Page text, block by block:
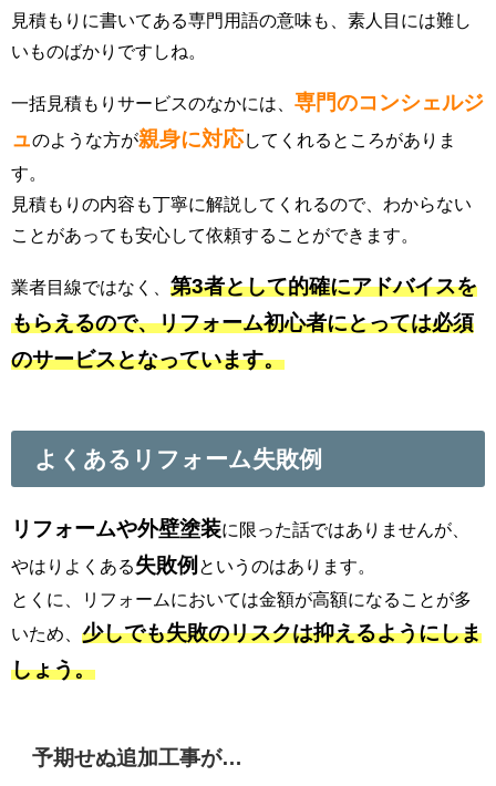
見積もりに書いてある専門用語の意味も、素人目には難し
いものばかりですしね。
一括見積もりサービスのなかには、 専門のコンシェルジ
ュのような方が親身に対応してくれるところがありま
す。
見積もりの内容も丁寧に解説してくれるので、わからない
ことがあっても安心して依頼することができます。
業者目線ではなく、 第3者として的確にアドバイスを
もらえるので、リフォーム初心者にとっては必須
のサービスとなっています。
よくあるリフォーム失敗例
リフォームや外壁塗装に限った話ではありませんが、
やはりよくある失敗例 というのはあります。
とくに、リフォームにおいては金額が高額になることが多
いため、 少しでも失敗のリスクは抑えるようにしま
しょう。
予期せぬ追加工事が…